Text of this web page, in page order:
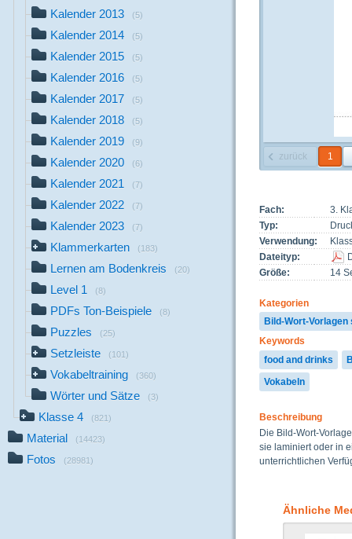
Kalender 2013 (5)
Kalender 2014 (5)
Kalender 2015 (5)
Kalender 2016 (5)
Kalender 2017 (5)
Kalender 2018 (5)
Kalender 2019 (9)
Kalender 2020 (6)
Kalender 2021 (7)
Kalender 2022 (7)
Kalender 2023 (7)
Klammerkarten (183)
Lernen am Bodenkreis (20)
Level 1 (8)
PDFs Ton-Beispiele (8)
Puzzles (25)
Setzleiste (101)
Vokabeltraining (360)
Wörter und Sätze (3)
Klasse 4 (821)
Material (14423)
Fotos (28981)
zurück 1
Fach:
3.
Typ:
Verwendung:
Dateityp:
Größe:
14
Kategorien
Bild-Wort-Vorlagen
Keywords
food and drinks
Vokabeln
Beschreibung
Die Bild-Wort-
sie laminiert oder in
unterrichtlichen
Ähnliche